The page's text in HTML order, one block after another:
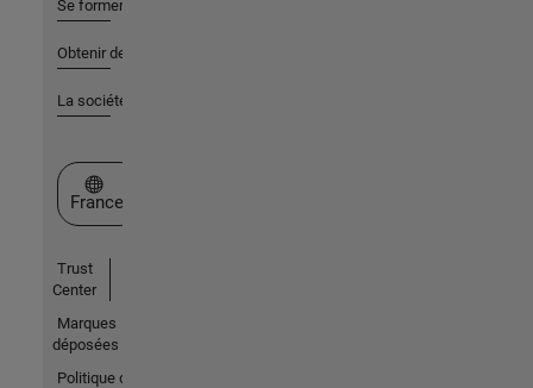
Se former
Obtenir de l'aide
La société
Sélectionner un site web
France
Trust
Center
Marques
déposées
Politique de